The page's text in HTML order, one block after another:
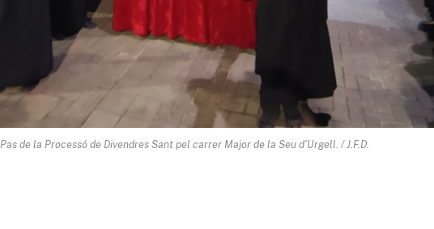
Pas de la Processó de Divendres Sant pel carrer Major de la Seu d'Urgell. / J.F.D.